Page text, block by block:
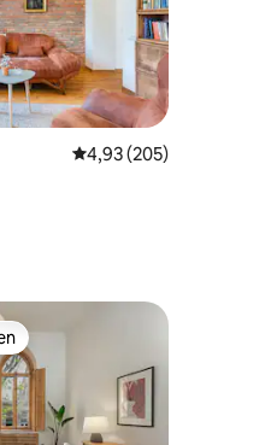
5, 331 recensies
Gemiddelde
4,93 (205)